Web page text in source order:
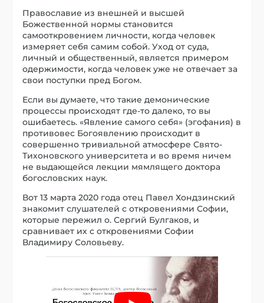
Православие из внешней и высшей
Божественной нормы становится
самооткровением личности, когда человек
измеряет себя самим собой. Уход от суда,
личный и общественный, является примером
одержимости, когда человек уже не отвечает за
свои поступки пред Богом.
Если вы думаете, что такие демонические
процессы происходят где-то далеко, то вы
ошибаетесь. «Явление самого себя» (эгофания) в
противовес Богоявлению происходит в
совершенно тривиальной атмосфере Свято-
Тихоновского университета и во время ничем
не выдающейся лекции мямлящего доктора
богословских наук.
Вот 13 марта 2020 года отец Павел Хондзинский
знакомит слушателей с откровениями Софии,
которые пережил о. Сергий Булгаков, и
сравнивает их с откровениями Софии
Владимиру Соловьеву.